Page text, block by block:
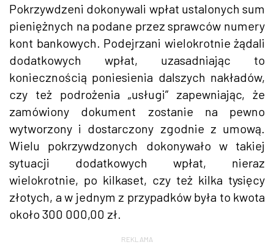
Pokrzywdzeni dokonywali wpłat ustalonych sum
pieniężnych na podane przez sprawców numery
kont bankowych. Podejrzani wielokrotnie żądali
dodatkowych wpłat, uzasadniając to
koniecznością poniesienia dalszych nakładów,
czy też podrożenia „usługi” zapewniając, że
zamówiony dokument zostanie na pewno
wytworzony i dostarczony zgodnie z umową.
Wielu pokrzywdzonych dokonywało w takiej
sytuacji dodatkowych wpłat, nieraz
wielokrotnie, po kilkaset, czy też kilka tysięcy
złotych, a w jednym z przypadków była to kwota
około 300 000,00 zł.
REKLAMA